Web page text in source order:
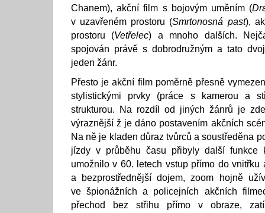
Chanem), akční film s bojovým uměním (
v uzavřeném prostoru (Smrtonosná past),
prostoru (Vetřelec) a mnoho dalších.
spojován právě s dobrodružným a tato
jeden žánr.
Přesto je akční film poměrně přesně
stylistickými prvky (práce s kamerou a
strukturou. Na rozdíl od jiných žánrů je
výraznější ž je dáno postavením akčních
Na ně je kladen důraz tvůrců a soustředěna
jízdy v průběhu času přibyly další funkce
umožnilo v 60. letech vstup přímo do vnitřku
a bezprostřednější dojem, zoom hojně
ve špionážních a policejních akčních
přechod bez střihu přímo v obraze,